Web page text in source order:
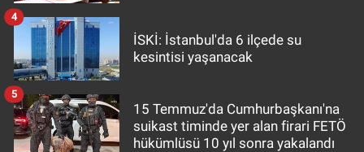
İSKİ: İstanbul'da 6 ilçede su
kesintisi yaşanacak
4
15 Temmuz'da Cumhurbaşkanı'na
suikast timinde yer alan firari FETÖ
hükümlüsü 10 yıl sonra yakalandı
5